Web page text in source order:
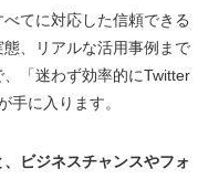
てに対応した信頼できる
、リアルな活用事例まで
「迷わず効率的にTwitter
手に入ります。
ビジネスチャンスやフォ